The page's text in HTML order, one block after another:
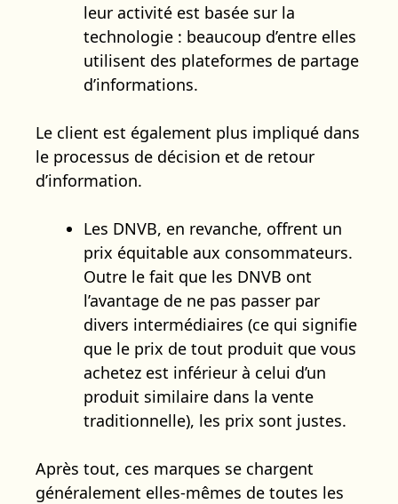
leur activité est basée sur la
technologie : beaucoup d’entre elles
utilisent des plateformes de partage
d’informations.
Le client est également plus impliqué dans
le processus de décision et de retour
d’information.
Les DNVB, en revanche, offrent un
prix équitable aux consommateurs.
Outre le fait que les DNVB ont
l’avantage de ne pas passer par
divers intermédiaires (ce qui signifie
que le prix de tout produit que vous
achetez est inférieur à celui d’un
produit similaire dans la vente
traditionnelle), les prix sont justes.
Après tout, ces marques se chargent
généralement elles-mêmes de toutes les